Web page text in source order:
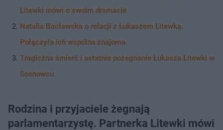
Litewki mówi o swoim dramacie
Natalia Bacławska o relacji z Łukaszem Litewką.
Połączyła ich wspólna znajoma
Tragiczna śmierć i ostatnie pożegnanie Łukasza Litewki w
Sosnowcu
Rodzina i przyjaciele żegnają
parlamentarzystę. Partnerka Litewki mówi